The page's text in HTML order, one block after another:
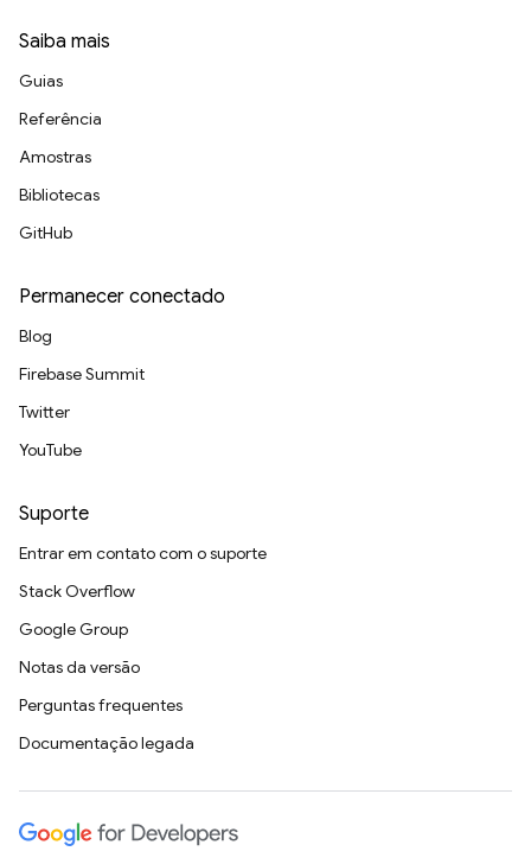
Saiba mais
Guias
Referência
Amostras
Bibliotecas
GitHub
Permanecer conectado
Blog
Firebase Summit
Twitter
YouTube
Suporte
Entrar em contato com o suporte
Stack Overflow
Google Group
Notas da versão
Perguntas frequentes
Documentação legada